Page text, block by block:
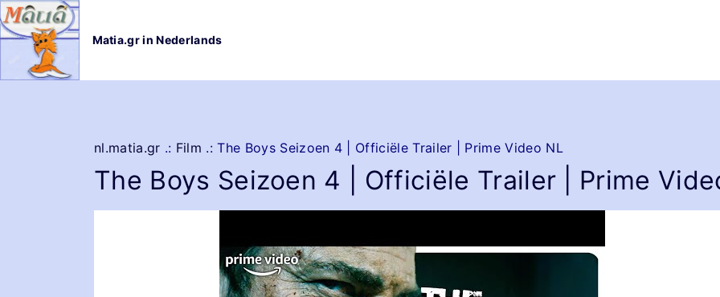
G
a
Matia.gr in Nederlands
nl.matia.gr .: Film .:The Boys Seizoen 4 | Officiële Trailer | Prime Video NL
The Boys Seizoen 4 | Officiële Trailer | Prime